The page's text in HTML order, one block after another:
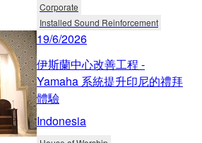
Corporate
Installed Sound Reinforcement
19/6/2026
伊斯蘭中心改善工程 -
Yamaha 系統提升印尼的禮拜
體驗
Indonesia